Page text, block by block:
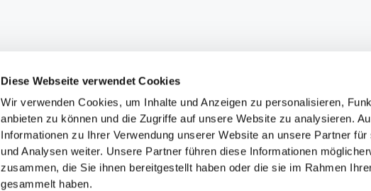
Diese Webseite verwendet Cookies
Wir verwenden Cookies, um Inhalte und Anzeigen zu personalisieren,
anbieten zu können und die Zugriffe auf unsere Website zu analysieren.
Informationen zu Ihrer Verwendung unserer Website an unsere Partner
und Analysen weiter. Unsere Partner führen diese Informationen
zusammen, die Sie ihnen bereitgestellt haben oder die sie im Rahmen
gesammelt haben.